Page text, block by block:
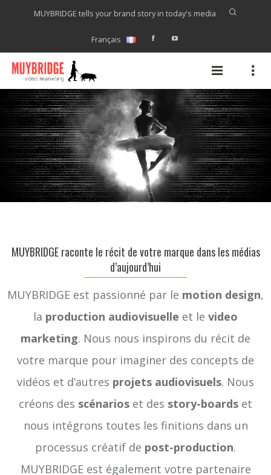
MUYBRIDGE tells your brand story in today's media
Français
MUYBRIDGE raconte le récit de votre marque dans les médias
d’aujourd’hui
MUYBRIDGE est passionné par le motion design,
la production audiovisuelle et le video
marketing. Nous nous inspirons du récit de
votre marque pour imaginer des concepts de
vidéos et d’autres projets audiovisuels. Nous
créons des scénarios et des story-boards et
nous intégrons toutes les finitions dans un
processus créatif de post-production.
MUYBRIDGE est également votre partenaire